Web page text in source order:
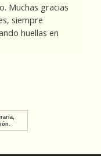
Muchas gracias
siempre
huellas en